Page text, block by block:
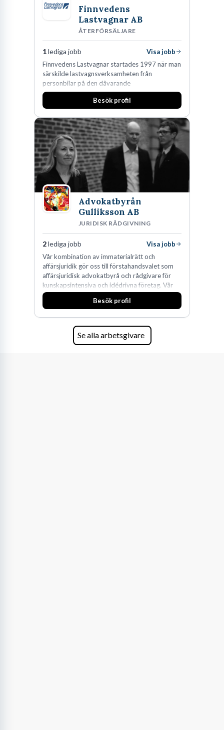
Finnvedens
Lastvagnar AB
ÅTERFÖRSÄLJARE
1lediga jobb
Visa jobb
Finnvedens Lastvagnar startades 1997 när man
särskilde lastvagnsverksamheten från
personbilar på den dåvarande
huvudanläggningen i Värnamo. Sedan dess har
man expanderat kraftigt genom ett antal
den största privata återförsäljaren av Volvo
Lastvagnar och finns representerade på 20
orter i södra Sverige.
Besök profil
Advokatbyrån
Gulliksson AB
JURIDISK RÅDGIVNING
2lediga jobb
Visa jobb
Vår kombination av immaterialrätt och
affärsjuridik gör oss till förstahandsvalet som
affärsjuridisk advokatbyrå och rådgivare för
kunskapsintensiva och idédrivna företag. Vår
expertis inom IP-tillgångar har gett oss en
marknadsledande position. Våra klienter väljer
företagets viktigaste tillgångar.
Besök profil
Se alla arbetsgivare